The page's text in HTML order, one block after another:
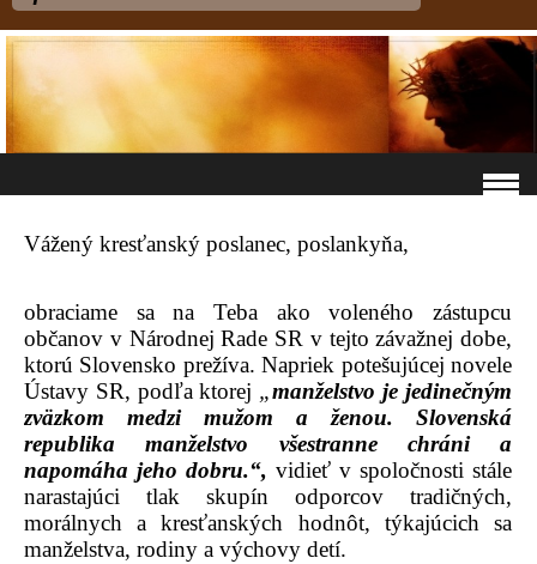
Vážený kresťanský poslanec, poslankyňa,
obraciame sa na Teba ako voleného zástupcu
občanov v Národnej Rade SR v tejto závažnej dobe,
ktorú Slovensko prežíva. Napriek potešujúcej novele
Ústavy SR, podľa ktorej „manželstvo je jedinečným
zväzkom medzi mužom a ženou. Slovenská
republika manželstvo všestranne chráni a
napomáha jeho dobru.“, vidieť v spoločnosti stále
narastajúci tlak skupín odporcov tradičných,
morálnych a kresťanských hodnôt, týkajúcich sa
manželstva, rodiny a výchovy detí.